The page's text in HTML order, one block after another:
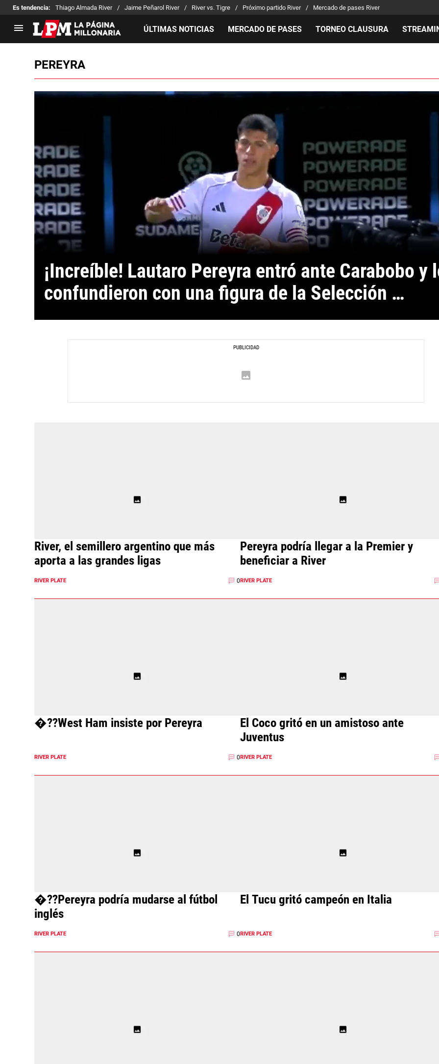
Es tendencia: Thiago Almada River Jaime Peñarol River River vs. Tigre Próximo partido River Mercado de pases River
ÚLTIMAS NOTICIAS MERCADO DE PASES TORNEO CLAUSURA
LIGA PROFESIONAL
Chacho Coudet
Ex River
PEREYRA
¡Increíble! Lautaro Pereyra entró ante Carabobo y
confundieron con una figura de la Selección
Argentina
River, el semillero argentino que más
aporta a las grandes ligas
RIVER PLATE 0
Pereyra podría llegar a la Premier y
beneficiar a River
RIVER PLATE
�??West Ham insiste por Pereyra
RIVER PLATE 0
El Coco gritó en un amistoso ante
Juventus
RIVER PLATE
�??Pereyra podría mudarse al fútbol
inglés
RIVER PLATE 0
El Tucu gritó campeón en Italia
RIVER PLATE